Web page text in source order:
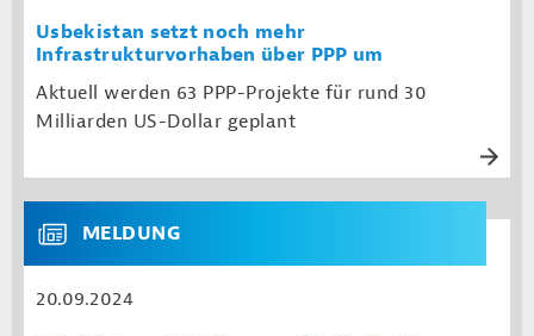
Usbekistan setzt noch mehr
Infrastrukturvorhaben über PPP um
Aktuell werden 63 PPP-Projekte für rund 30
Milliarden US-Dollar geplant
MELDUNG
20.09.2024